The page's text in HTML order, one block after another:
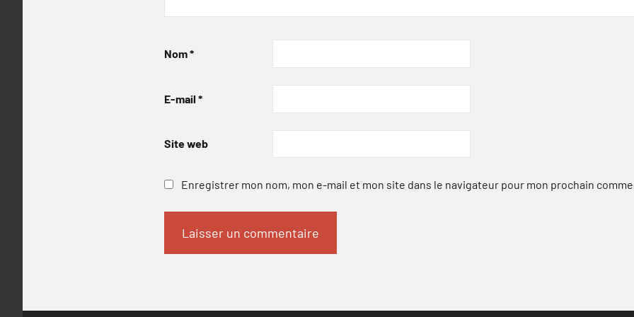
Nom*
E-mail *
Site web
Enregistrer mon nom, mon e-mail et mon site dans le navigateur pour mon prochain